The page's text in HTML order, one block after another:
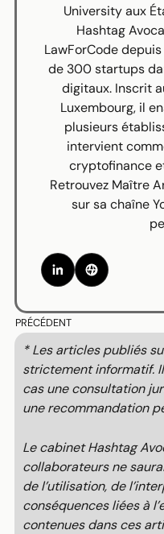
University aux
Hashtag
LawForCode
de 300 startups
digitaux. Inscrit
Luxembourg, il
plusieurs
intervient
cryptofinance
Retrouvez Maître
sur sa chaîne
PRÉCÉDENT
* Les articles publiés
strictement informatif.
cas une consultation
une recommandation
Le cabinet Hashtag
collaborateurs ne
de l’utilisation, de
conséquences liées à
contenues dans ces